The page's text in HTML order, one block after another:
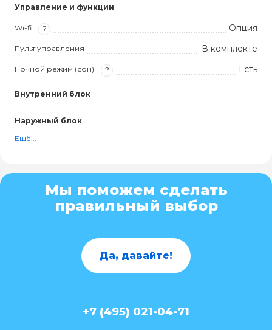
Управление и функции
Wi-fi ? Опция
Пульт управления В комплекте
Ночной режим (сон) ? Есть
Внутренний блок
Наружный блок
Ещё...
Мы поможем сделать
правильный выбор
Да, давайте!
+7 (495) 021-04-71